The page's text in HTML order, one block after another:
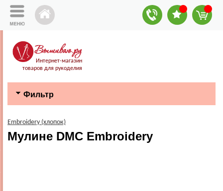
Интернет-магазин
товаров для рукоделия
Фильтр
Embroidery (хлопок)
Мулине DMC Embroidery